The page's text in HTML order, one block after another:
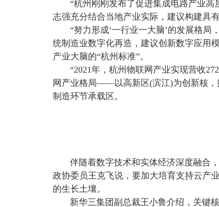
“杭州刚刚发布了促进集成电路产业
志强充分结合当地产业实际，建议构建具
“努力形成‘一行业一大脑’的发展格
统制造业数字化再造，建议创新数字应用
产业大脑的“杭州标准”。
“2021年，杭州物联网产业实现营收
网产业格局——以高新区(滨江)为创新核
制造环节承载区。
伴随着数字技术和实体经济深度融合
政协委员王克飞说，要加大培育支持云产
的生长土壤。
新华三集团副总裁王小鲁介绍，关键